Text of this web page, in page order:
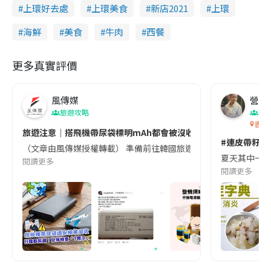
上環好去處 上環美食 新店2021
上環
海鮮
美食 牛肉 西餐
更多真實評價
風傳媒
旅遊攻略
旅遊注意｜搭飛機帶尿袋標明mAh都會被沒收😱出發前切記檢查
（文章由風傳媒授權轉載） 準備前往韓國旅遊的民眾，近期要
閱讀更多
營養
香港
#連皮帶籽
夏天其中一
閱讀更多